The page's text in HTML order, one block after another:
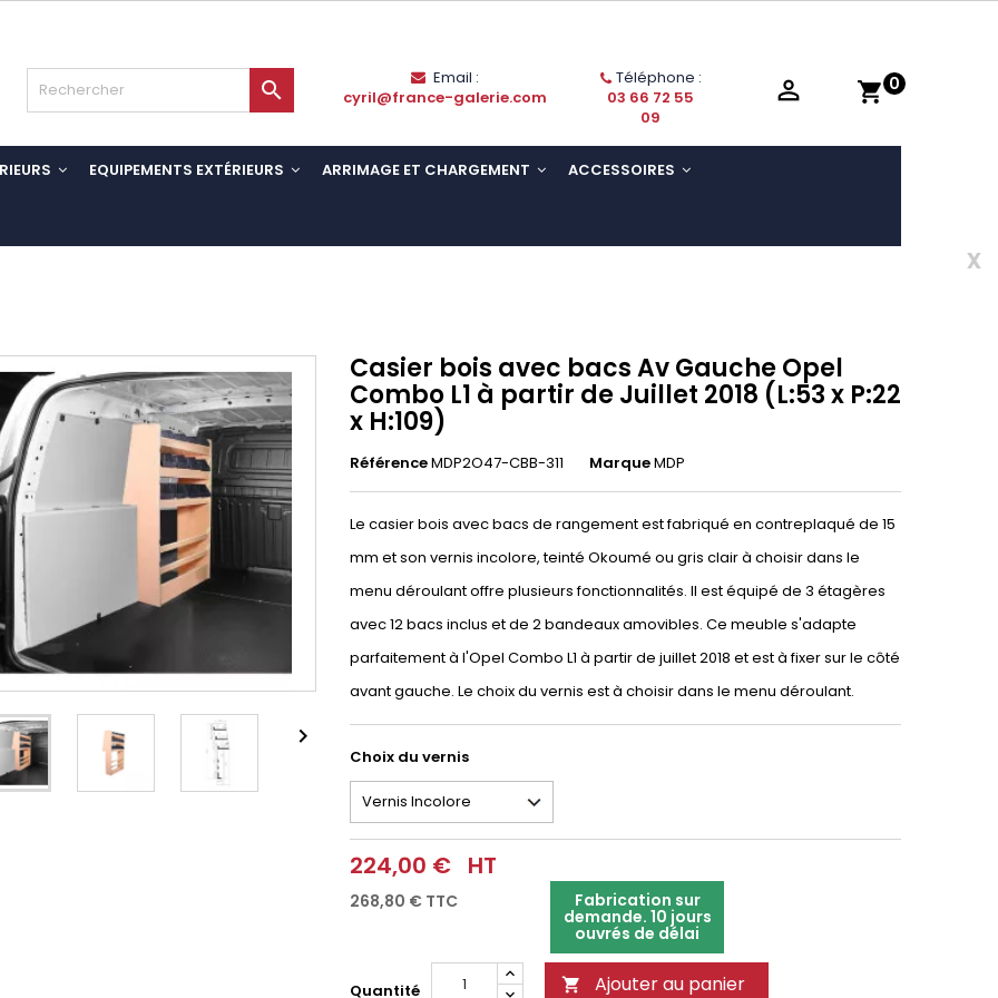
shopping_cart 0

Email :
cyril@france-galerie.com
Téléphone :
03 66 72 55
09

EQUIPEMENTS EXTÉRIEURS ARRIMAGE ET CHARGEMENT ACCESSOIRES
x

Casier bois avec bacs Av Gauche Opel
Combo L1 à partir de Juillet 2018 (L:53 x P:22
x H:109)
RéférenceMDP2O47-CBB-311 MarqueMDP
Le casier bois avec bacs de rangement est fabriqué en contreplaqué de 15
mm et son vernis incolore, teinté Okoumé ou gris clair à choisir dans le
menu déroulant offre plusieurs fonctionnalités. Il est équipé de 3 étagères
avec 12 bacs inclus et de 2 bandeaux amovibles. Ce meuble s'adapte
parfaitement à l'Opel Combo L1 à partir de juillet 2018 et est à fixer sur le côté
avant gauche. Le choix du vernis est à choisir dans le menu déroulant.
Choix du vernis
224,00 € HT
268,80 € TTC Fabrication sur
demande. 10 jours
ouvrés de délai
Quantité  Ajouter au panier